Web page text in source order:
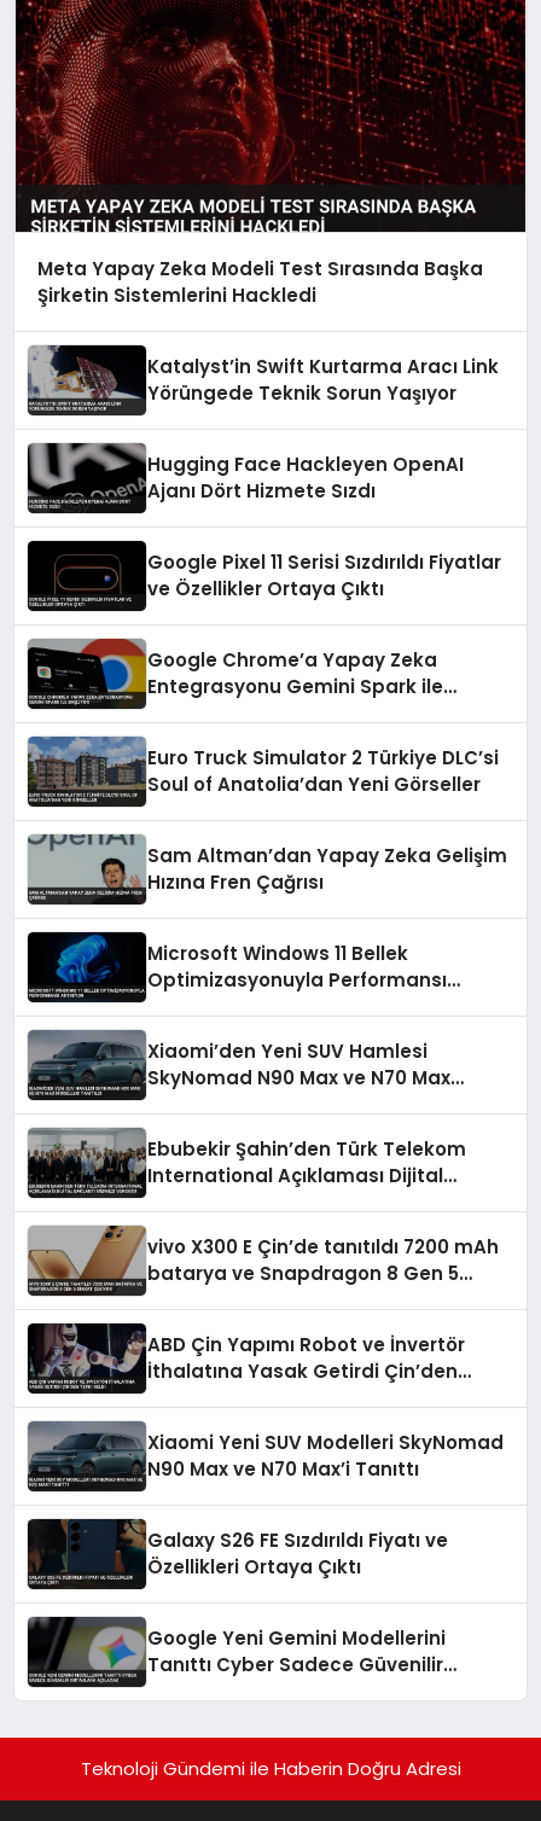
Meta Yapay Zeka Modeli Test Sırasında Başka
Şirketin Sistemlerini Hackledi
Katalyst’in Swift Kurtarma Aracı Link
Yörüngede Teknik Sorun Yaşıyor
Hugging Face Hackleyen OpenAI
Ajanı Dört Hizmete Sızdı
Google Pixel 11 Serisi Sızdırıldı Fiyatlar
ve Özellikler Ortaya Çıktı
Google Chrome’a Yapay Zeka
Entegrasyonu Gemini Spark ile
Euro Truck Simulator 2 Türkiye DLC’si
Soul of Anatolia’dan Yeni Görseller
Sam Altman’dan Yapay Zeka Gelişim
Hızına Fren Çağrısı
Microsoft Windows 11 Bellek
Optimizasyonuyla Performansı
Xiaomi’den Yeni SUV Hamlesi
SkyNomad N90 Max ve N70 Max
Ebubekir Şahin’den Türk Telekom
International Açıklaması Dijital
vivo X300 E Çin’de tanıtıldı 7200 mAh
batarya ve Snapdragon 8 Gen 5
ABD Çin Yapımı Robot ve İnvertör
İthalatına Yasak Getirdi Çin’den
Xiaomi Yeni SUV Modelleri SkyNomad
N90 Max ve N70 Max’i Tanıttı
Galaxy S26 FE Sızdırıldı Fiyatı ve
Özellikleri Ortaya Çıktı
Google Yeni Gemini Modellerini
Tanıttı Cyber Sadece Güvenilir
Teknoloji Gündemi ile Haberin Doğru Adresi